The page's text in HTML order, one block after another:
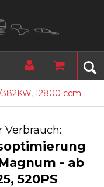
382KW, 12800 ccm
- ab
520PS